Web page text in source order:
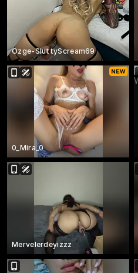
Ozge-SluttyScream69
0_Mira_0
Mervelerdeyizzz